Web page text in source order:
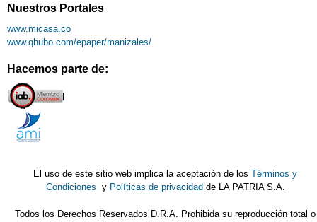
Nuestros Portales
www.micasa.co
www.qhubo.com/epaper/manizales/
Hacemos parte de:
El uso de este sitio web implica la aceptación de losTérminos y
Condiciones y Políticas de privacidad de LA PATRIA S.A.
Todos los Derechos Reservados D.R.A. Prohibida su reproducción total o